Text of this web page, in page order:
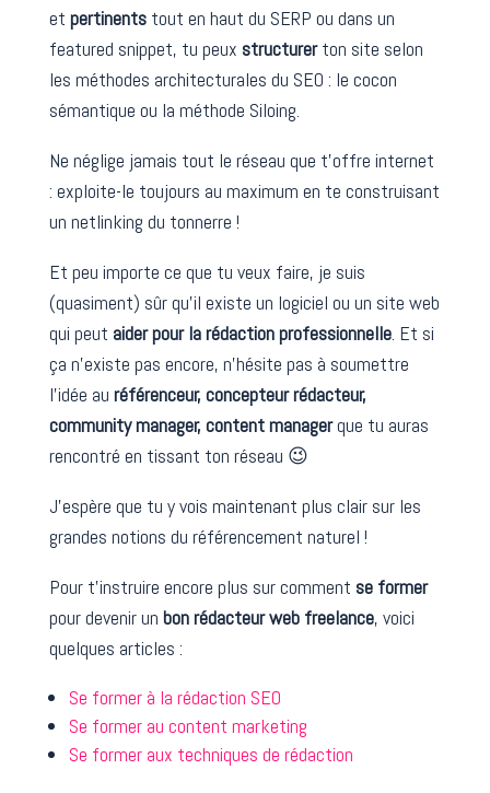
et pertinents tout en haut du SERP ou dans un
featured snippet, tu peux structurerton site selon
les méthodes architecturales du SEO : le cocon
sémantique ou la méthode Siloing.
Ne néglige jamais tout le réseau que t’offre internet
: exploite-le toujours au maximum en te construisant
un netlinking du tonnerre !
Et peu importe ce que tu veux faire, je suis
(quasiment) sûr qu’il existe un logiciel ou un site web
qui peut aider pour la rédaction professionnelle. Et si
ça n’existe pas encore, n’hésite pas à soumettre
l’idée au référenceur, concepteur rédacteur,
community manager, content managerque tu auras
rencontré en tissant ton réseau 😉
J’espère que tu y vois maintenant plus clair sur les
grandes notions du référencement naturel !
Pour t’instruire encore plus sur comment se former
pour devenir un bon rédacteur web freelance, voici
quelques articles :
Se former à la rédaction SEO
Se former au content marketing
Se former aux techniques de rédaction